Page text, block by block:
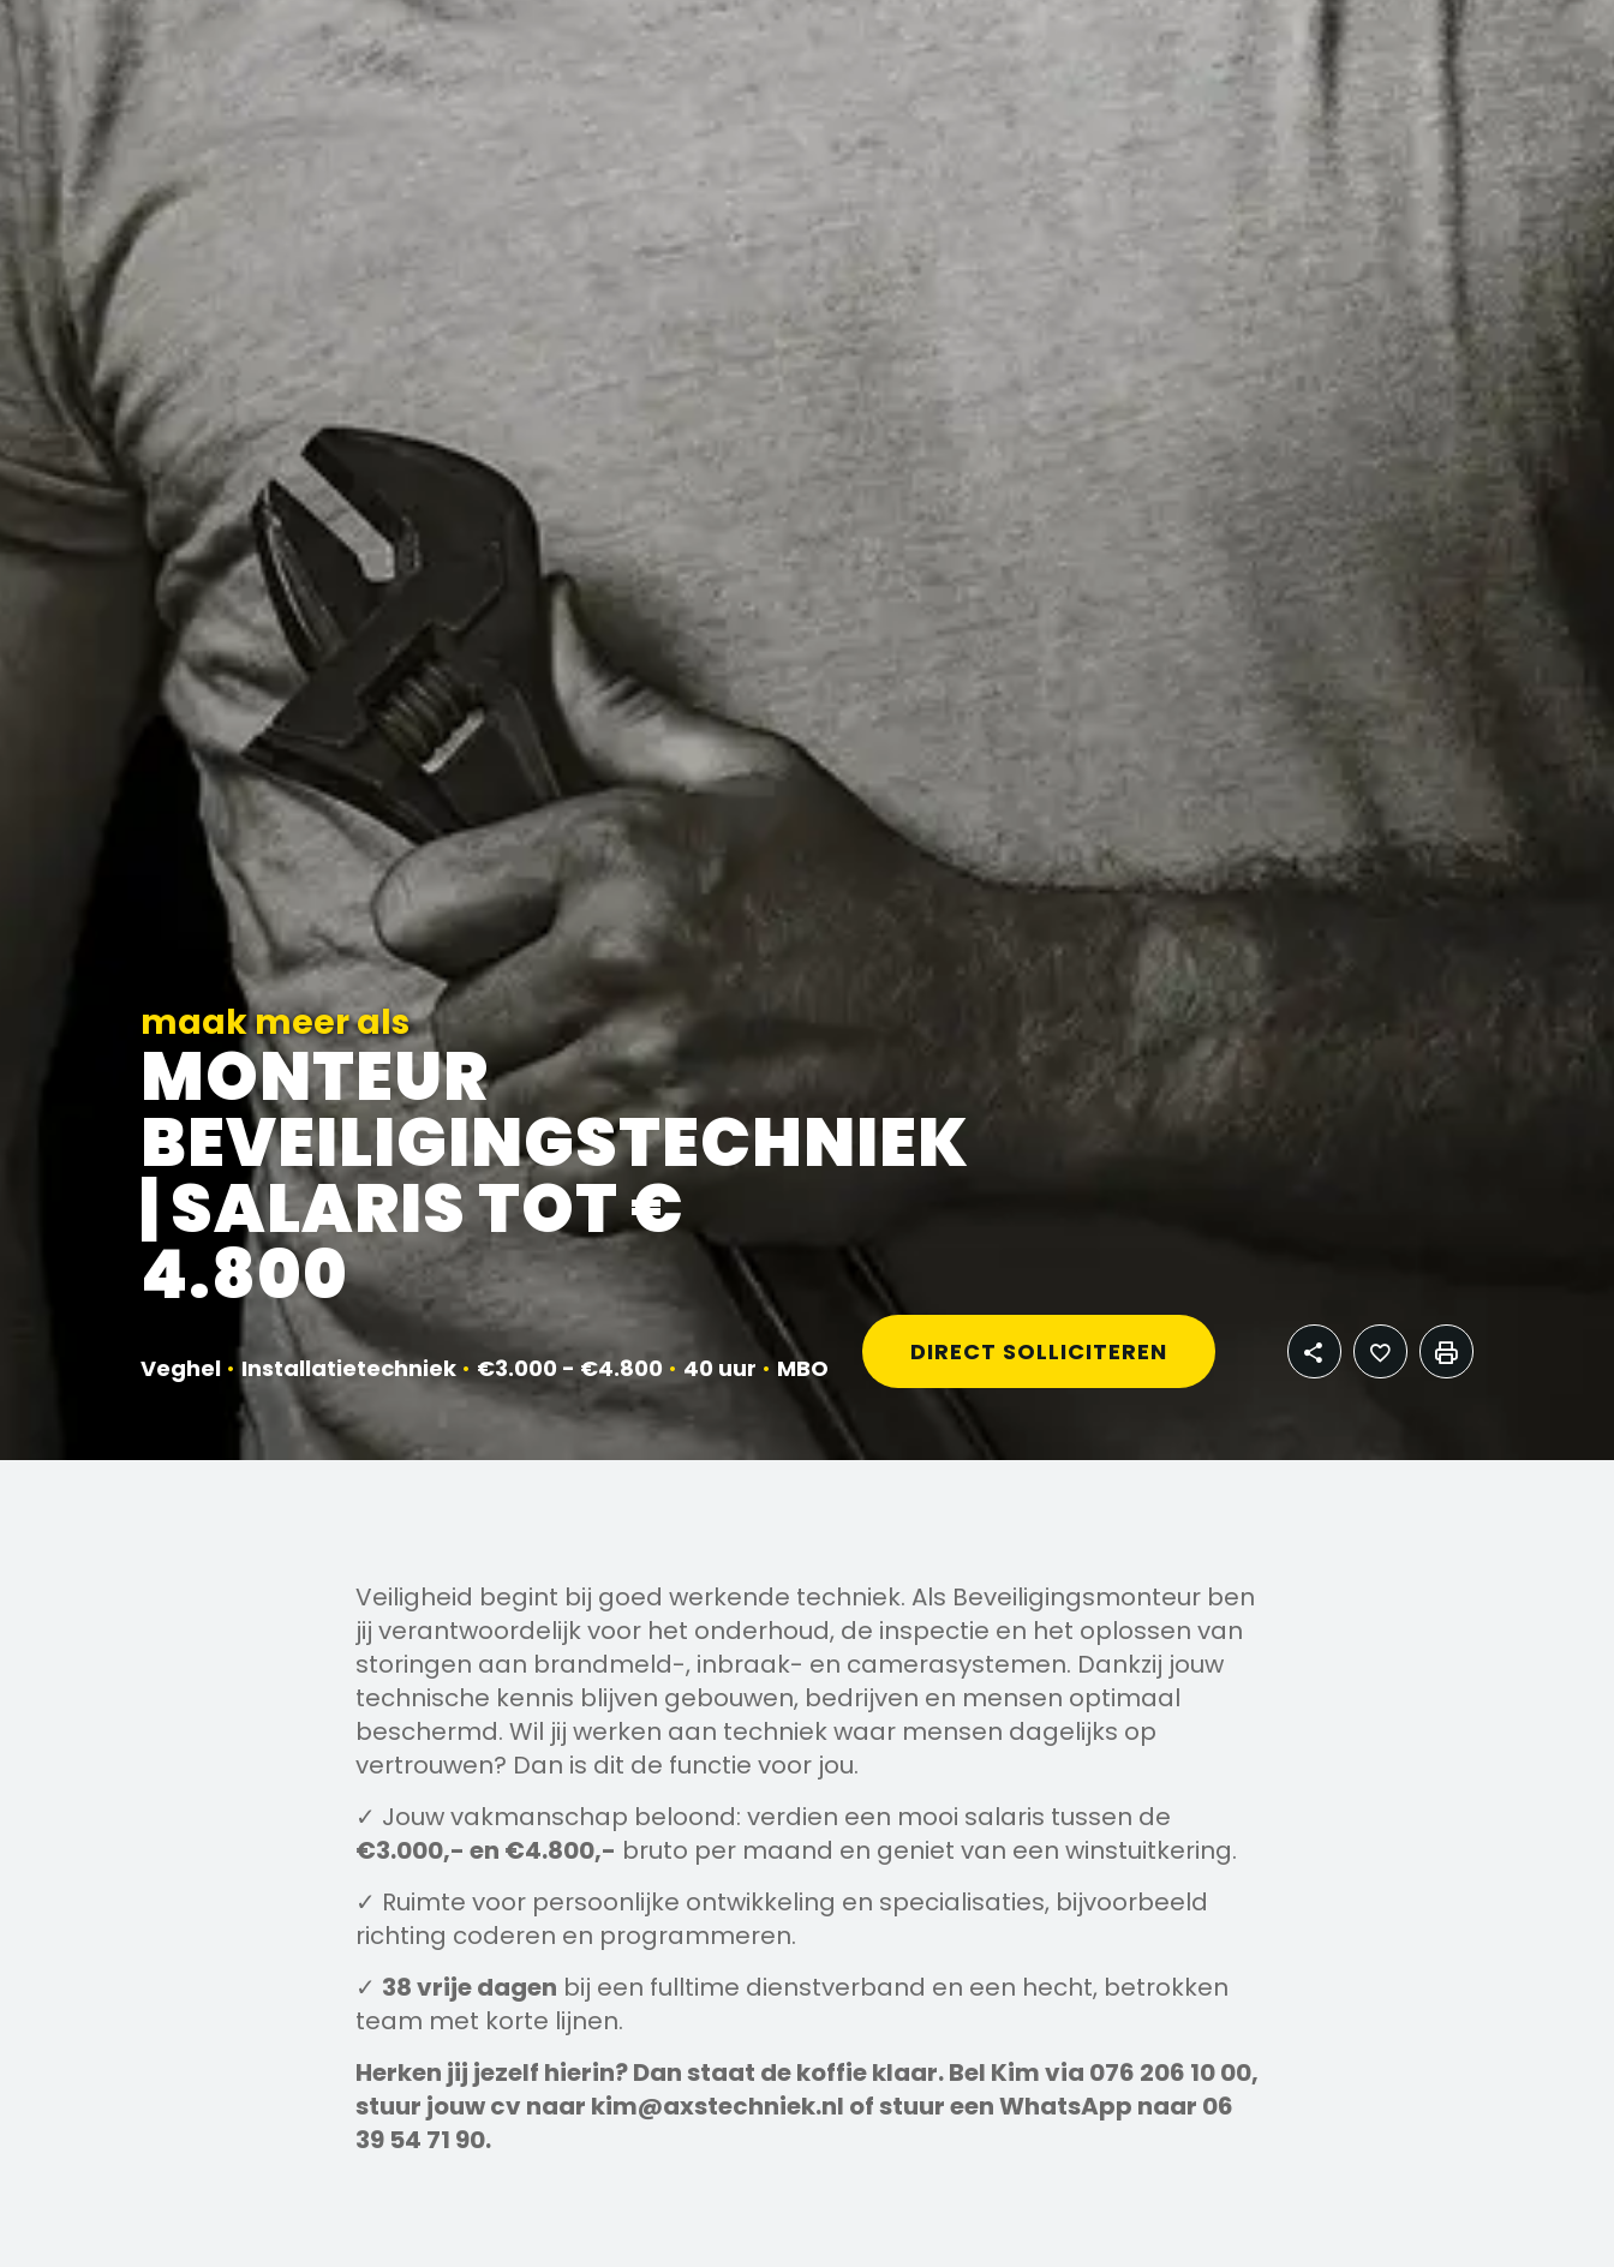
maak meer als
MONTEUR
BEVEILIGINGSTECHNIEK
| SALARIS TOT €
4.800
Veghel • Installatietechniek • €3.000 - €4.800 • 40 uur • MBO
DIRECT SOLLICITEREN
Veiligheid begint bij goed werkende techniek. Als Beveiligingsmonteur ben
jij verantwoordelijk voor het onderhoud, de inspectie en het oplossen van
storingen aan brandmeld-, inbraak- en camerasystemen. Dankzij jouw
technische kennis blijven gebouwen, bedrijven en mensen optimaal
beschermd. Wil jij werken aan techniek waar mensen dagelijks op
vertrouwen? Dan is dit de functie voor jou.
✓ Jouw vakmanschap beloond: verdien een mooi salaris tussen de
€3.000,- en €4.800,- bruto per maand en geniet van een winstuitkering.
✓ Ruimte voor persoonlijke ontwikkeling en specialisaties, bijvoorbeeld
richting coderen en programmeren.
✓ 38 vrije dagen bij een fulltime dienstverband en een hecht, betrokken
team met korte lijnen.
Herken jij jezelf hierin? Dan staat de koffie klaar. Bel Kim via 076 206 10 00,
stuur jouw cv naar kim@axstechniek.nl of stuur een WhatsApp naar 06
39 54 71 90.